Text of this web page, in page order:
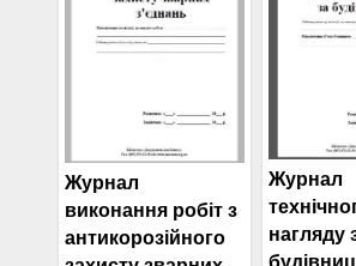
Журнал
виконання робіт з
антикорозійного
Журнал
нагляду